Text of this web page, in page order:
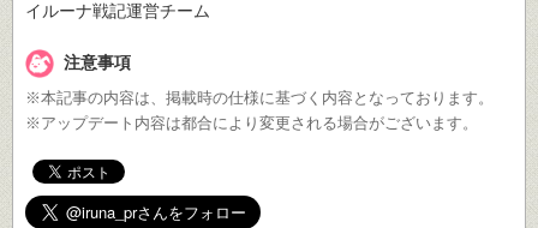
イルーナ戦記運営チーム
注意事項
※本記事の内容は、掲載時の仕様に基づく内容となっております。
※アップデート内容は都合により変更される場合がございます。